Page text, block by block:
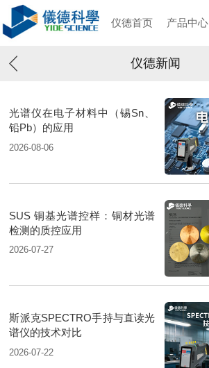
仪德首页 产品中心
仪德新闻
光谱仪在电子材料中（锡Sn、
铅Pb）的应用
2026-08-06
SUS 铜基光谱控样：铜材光谱
检测的质控应用
2026-07-27
斯派克SPECTRO手持与直读光
谱仪的技术对比
2026-07-22